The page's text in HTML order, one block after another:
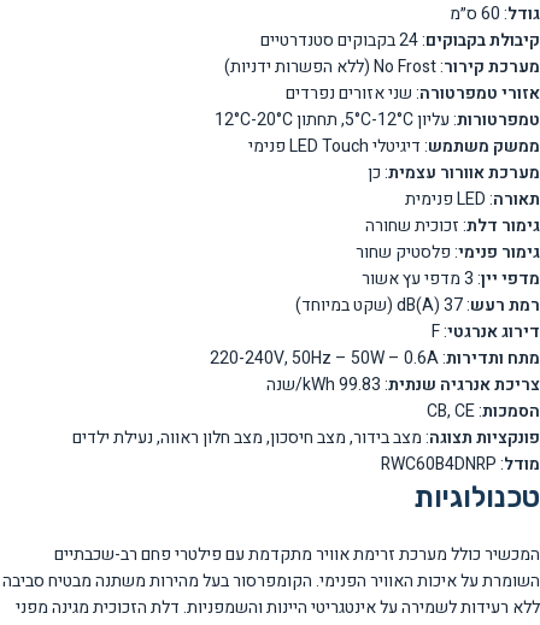
גודל: 60 ס״מ
קיבולת בקבוקים: 24 בקבוקים סטנדרטיים
מערכת קירור: No Frost (ללא הפשרות ידניות)
אזורי טמפרטורה: שני אזורים נפרדים
טמפרטורות: עליון 5°C-12°C, תחתון 12°C-20°C
ממשק משתמש: דיגיטלי LED Touch פנימי
מערכת אוורור עצמית: כן
תאורה: LED פנימית
גימור דלת: זכוכית שחורה
גימור פנימי: פלסטיק שחור
מדפי יין: 3 מדפי עץ אשור
רמת רעש: 37 dB(A) (שקט במיוחד)
דירוג אנרגטי: F
מתח ותדירות: 220-240V, 50Hz – 50W – 0.6A
צריכת אנרגיה שנתית: 99.83 kWh/שנה
הסמכות: CB, CE
פונקציות תצוגה: מצב בידור, מצב חיסכון, מצב חלון ראווה, נעילת ילדים
מודל: RWC60B4DNRP
טכנולוגיות
המכשיר כולל מערכת זרימת אוויר מתקדמת עם פילטרי פחם רב-שכבתיים
השומרת על איכות האוויר הפנימי. הקומפרסור בעל מהירות משתנה מבטיח סביבה
ללא רעידות לשמירה על אינטגריטי היינות והשמפניות. דלת הזכוכית מגינה מפני